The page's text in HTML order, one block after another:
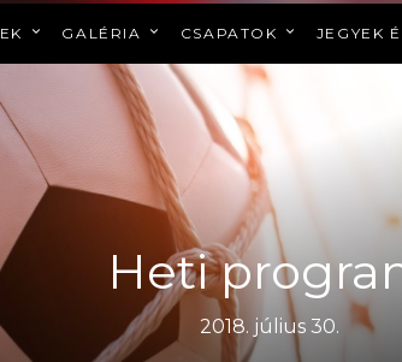
GALÉRIA CSAPATOK JEGYEK
Heti
2018. július 30.